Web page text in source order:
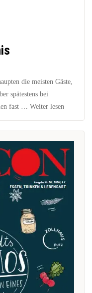
die meisten Gäste,
spätestens bei
fast … Weiter lesen